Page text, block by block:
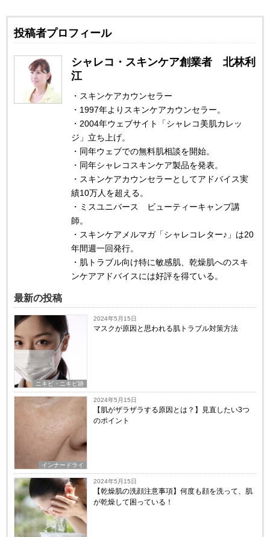
投稿者プロフィール
シャレコ・スキンケア創業者 北林利
江
・スキンケアカウンセラー
・1997年よりスキンケアカウンセラー。
・2004年ウェブサイト「シャレコ美肌カレッ
ジ」立ち上げ。
・同年ウェブでの無料肌相談を開始。
・同年シャレコスキンケア製品を発表。
・スキンケアカウンセラーとしてアドバイス実
績10万人を超える。
・ミスユニバース ビューティーキャンプ講
師。
・スキンケアメルマガ「シャレコレター♪」は20
年間週一回発行。
・肌トラブル向け特に敏感肌、乾燥肌へのスキ
ンケアアドバイスには好評を得ている。
最新の投稿
ニキビ・ニキビ跡
2024年5月15日
マスクが原因と思われる肌トラブル対策方法
インナードライ
2024年5月15日
【肌がザラザラする原因とは？】見直したい3つ
のポイント
2024年5月15日
【乾燥肌の洗顔注意事項】何度も顔を洗って、肌
が乾燥して困っている！